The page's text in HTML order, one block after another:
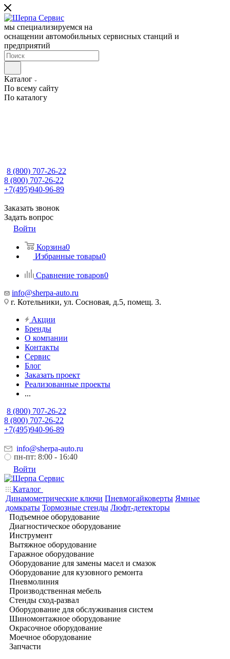
мы специализируемся на
оснащении автомобильных сервисных станций и
предприятий
Каталог
По всему сайту
По каталогу
8 (800) 707-26-22
8 (800) 707-26-22
+7(495)940-96-89
Заказать звонок
Задать вопрос
Войти
Корзина0
Избранные товары0
Сравнение товаров0
info@sherpa-auto.ru
г. Котельники, ул. Сосновая, д.5, помещ. 3.
Акции
Бренды
О компании
Контакты
Сервис
Блог
Заказать проект
Реализованные проекты
...
8 (800) 707-26-22
8 (800) 707-26-22
+7(495)940-96-89
info@sherpa-auto.ru
пн-пт: 8:00 - 16:40
Войти
Каталог
Динамометрические ключи Пневмогайковерты Ямные
домкраты Тормозные стенды Люфт-детекторы
Подъемное оборудование
Диагностическое оборудование
Инструмент
Вытяжное оборудование
Гаражное оборудование
Оборудование для замены масел и смазок
Оборудование для кузовного ремонта
Пневмолиния
Производственная мебель
Стенды сход-развал
Оборудование для обслуживания систем
Шиномонтажное оборудование
Окрасочное оборудование
Моечное оборудование
Запчасти